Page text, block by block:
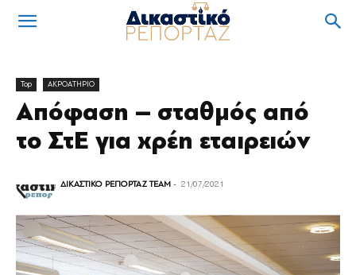
Top ΑΚΡΟΑΤΗΡΙΟ
Απόφαση – σταθµός από
το ΣτΕ για χρέη εταιρειών
ΔΙΚΑΣΤΙΚΟ ΡΕΠΟΡΤΑΖ TEAM - 21/07/2021